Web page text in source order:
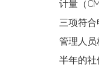
计量（
三项符
管理人
半年的